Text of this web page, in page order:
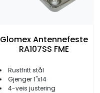
Glomex Antennefeste
RA107SS FME
Rustfritt stål
Gjenger 1''x14
4-veis justering